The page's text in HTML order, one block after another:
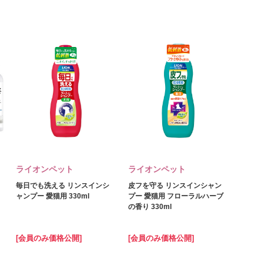
ライオンペット
毎日でも洗える リンスインシ
ャンプー 愛猫用 330ml
[会員のみ価格公開]
ライオンペット
皮フを守る リンスインシャン
プー 愛猫用 フローラルハーブ
の香り 330ml
[会員のみ価格公開]